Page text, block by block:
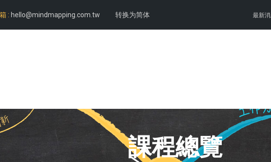
: hello@mindmapping.com.tw 转换为简体 最新
課程總覽